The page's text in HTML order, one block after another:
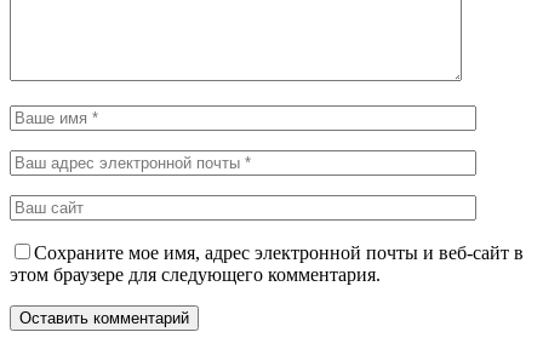
Сохраните мое имя, адрес электронной почты и веб-сайт в
этом браузере для следующего комментария.